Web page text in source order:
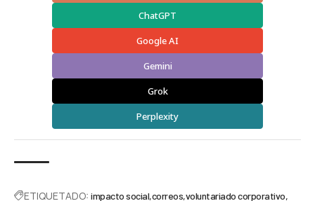
ChatGPT
Google AI
Gemini
Grok
Perplexity
ETIQUETADO: impacto social correos voluntariado corporativo